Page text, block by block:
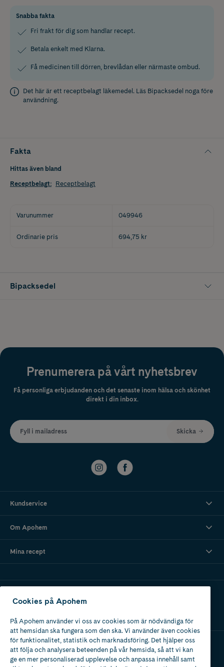
Snabba fakta
Fri frakt för dig som handlar recept.
Betala enkelt med Klarna.
Få medicinen till dörren, brevlådan eller närmaste ombud.
Det här är ett receptbelagt läkemedel. Läs Bipacksedel noga före
användning.
Fakta
Hittas även bland
Receptbelagt: Receptbelagt
Varunummer 049946
Ordinarie pris 694,75 kr
Bipacksedel
Prenumerera på vårt nyhetsbrev
Få personliga erbjudanden och det senaste inom hälsa och skönhet
direkt i din inbox.
Fyll i mailadress Skicka
Kundservice
Om Apohem
Mina recept
Apotek med tillstånd
av Läkemedelsverket
Cookies på Apohem
På Apohem använder vi oss av cookies som är nödvändiga för
att hemsidan ska fungera som den ska. Vi använder även cookies
för funktionalitet, statistik och marknadsföring. Det hjälper oss
att följa och analysera beteenden på vår hemsida, så att vi kan
ge en mer personaliserad upplevelse och anpassa innehåll samt